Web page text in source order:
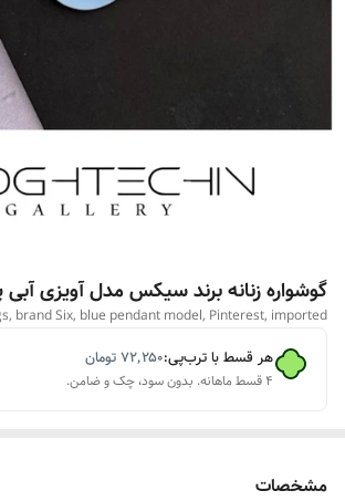
گوشواره زنانه برند سیکس مدل آویزی آبی
brand Six, blue pendant model, Pinterest, imported
هر قسط با ترب‌پی:۷۲٬۲۵۰تومان
۴ قسط ماهانه. بدون سود، چک و ضامن.
مشخصات